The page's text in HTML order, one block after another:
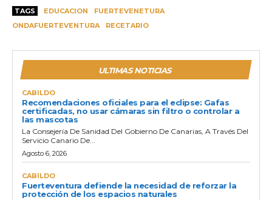
TAGS EDUCACION
FUERTEVENETURA
ONDAFUERTEVENTURA
RECETARIO
ULTIMAS NOTICIAS
CABILDO
Recomendaciones oficiales para el eclipse: Gafas
certificadas, no usar cámaras sin filtro o controlar a
las mascotas
La Consejería De Sanidad Del Gobierno De Canarias, A Través Del
Servicio Canario De...
Agosto 6, 2026
CABILDO
Fuerteventura defiende la necesidad de reforzar la
protección de los espacios naturales